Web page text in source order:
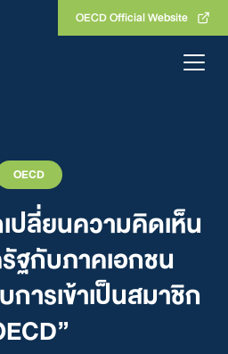
OECD Official Website
OECD
ปลี่ยนความคิดเห็น
ฐกับภาคเอกชน
การเข้าเป็นสมาชิก